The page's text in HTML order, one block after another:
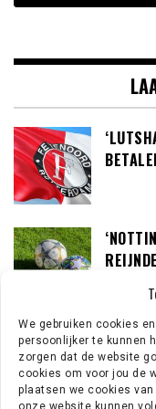
We gebruiken cookies
persoonlijker te kunnen
zorgen dat de website
cookies om voor jou de
plaatsen we cookies
onze website kunnen
GAAN